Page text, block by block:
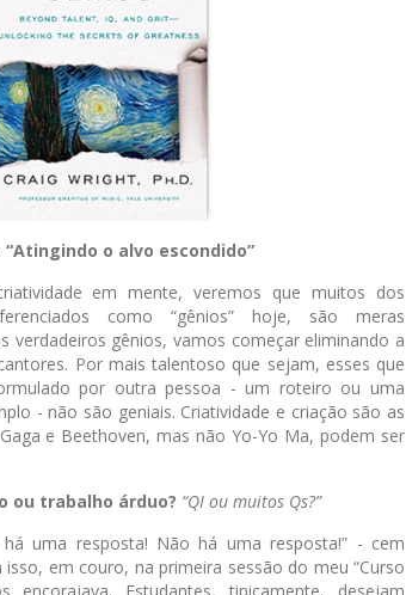
“Atingindo o alvo escondido”
em mente, veremos que muitos dos
como “gênios” hoje, são meras
verdadeiros gênios, vamos começar eliminando a
Por mais talentoso que sejam, esses que
por outra pessoa - um roteiro ou uma
- não são geniais. Criatividade e criação são as
e Beethoven, mas não Yo-Yo Ma, podem ser
ou trabalho árduo? “QI ou muitos Qs?”
uma resposta! Não há uma resposta!” - cem
em couro, na primeira sessão do meu “Curso